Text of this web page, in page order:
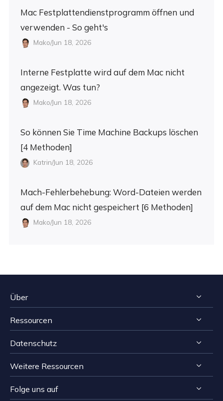
Mac Festplattendienstprogramm öffnen und
verwenden - So geht's
Mako/Jun 18, 2026
Interne Festplatte wird auf dem Mac nicht
angezeigt. Was tun?
Mako/Jun 18, 2026
So können Sie Time Machine Backups löschen
[4 Methoden]
Katrin/Jun 18, 2026
Mach-Fehlerbehebung: Word-Dateien werden
auf dem Mac nicht gespeichert [6 Methoden]
Mako/Jun 18, 2026
Über
Impressum
Reviews & Awards
Kontakt EaseUS
Ressourcen
Tipps zur Windows Datenrettung
Tipps zur Mac Datenrettung
Speichermedien wiederherstellen Tipps
Datenschutz
Deinstallieren
Erstattungsrichtlinie
Weitere Ressourcen
Computer Lösungen
Folge uns auf